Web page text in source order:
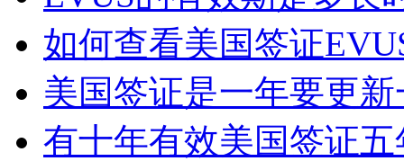
如何查看美国签证
美国签证是一年要更
有十年有效美国签证